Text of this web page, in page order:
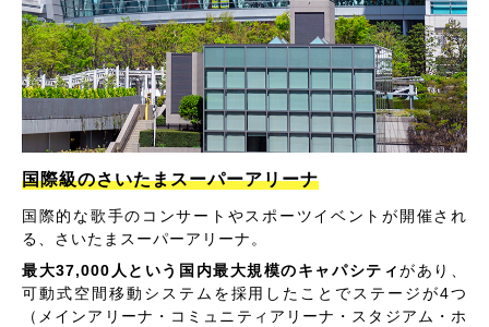
国際級のさいたまスーパーアリーナ
国際的な歌手のコンサートやスポーツイベントが開催され
る、さいたまスーパーアリーナ。
最大37,000人という国内最大規模のキャパシティがあり、
可動式空間移動システムを採用したことでステージが4つ
（メインアリーナ・コミュニティアリーナ・スタジアム・ホ